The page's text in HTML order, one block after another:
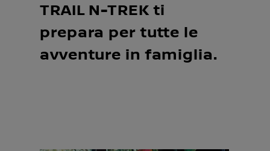
TRAIL N-TREK ti
prepara per tutte le
avventure in famiglia.